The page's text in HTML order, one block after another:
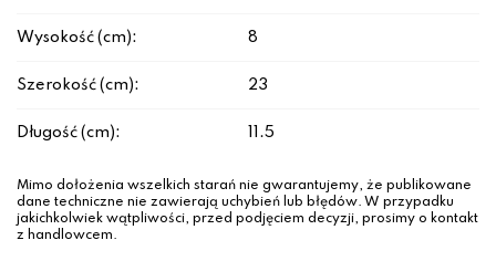
Wysokość (cm): 8
Szerokość (cm): 23
Długość (cm): 11.5
Mimo dołożenia wszelkich starań nie gwarantujemy, że publikowane
dane techniczne nie zawierają uchybień lub błędów. W przypadku
jakichkolwiek wątpliwości, przed podjęciem decyzji, prosimy o kontakt
z handlowcem.